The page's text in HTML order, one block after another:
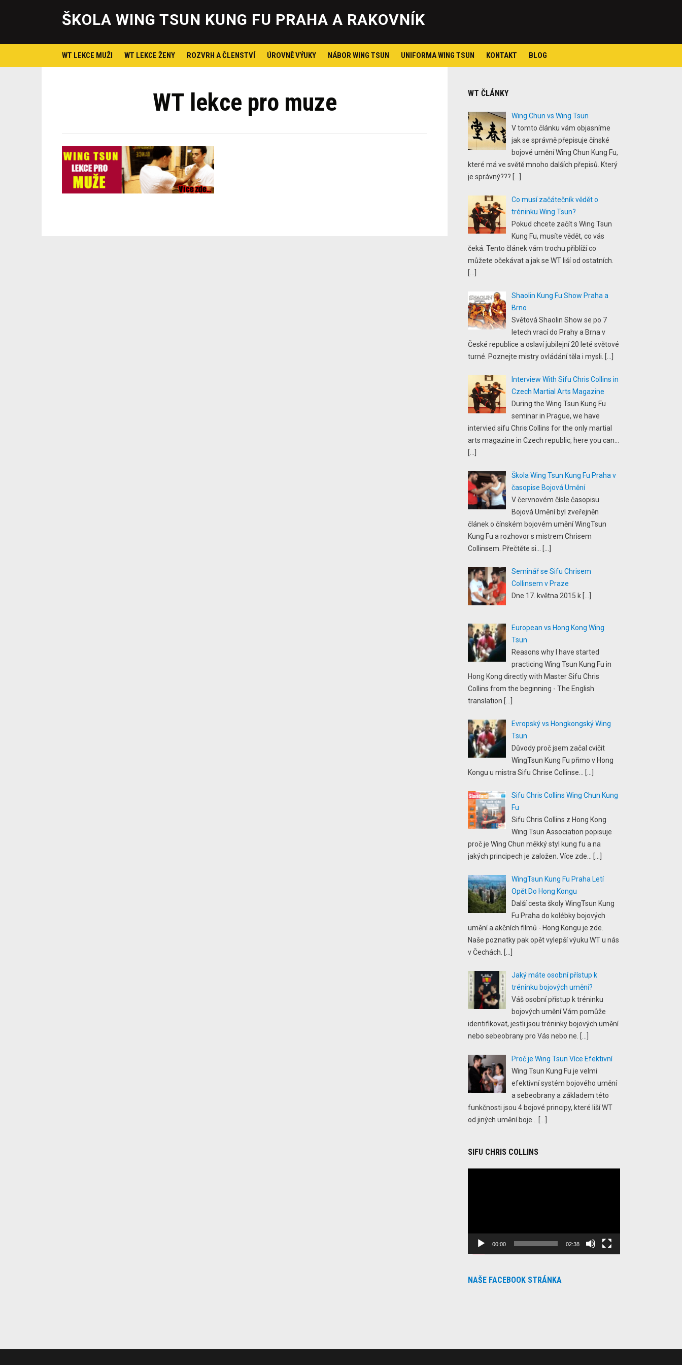
content
ŠKOLA WING TSUN KUNG FU PRAHA A RAKOVNÍK
WT LEKCE MUŽI WT LEKCE ŽENY ROZVRH A ČLENSTVÍ ÚROVNĚ VÝUKY NÁBOR WING TSUN UNIFORMA WING TSUN KONTAKT BLOG
WT lekce pro muze WT ČLÁNKY
Wing Chun vs Wing Tsun
V tomto článku vám objasníme
jak se správně přepisuje čínské
bojové umění Wing Chun Kung Fu,
které má ve světě mnoho dalších přepisů. Který
je správný???
Co musí začátečník vědět o
tréninku Wing Tsun?
Pokud chcete začít s Wing Tsun
Kung Fu, musíte vědět, co vás
čeká. Tento článek vám trochu přiblíží co
můžete očekávat a jak se WT liší od ostatních.
Shaolin Kung Fu Show Praha a
Brno
Světová Shaolin Show se po 7
letech vrací do Prahy a Brna v
České republice a oslaví jubilejní 20 leté světové
turné. Poznejte mistry ovládání těla i mysli.
Interview With Sifu Chris Collins in
Czech Martial Arts Magazine
During the Wing Tsun Kung Fu
seminar in Prague, we have
intervied sifu Chris Collins for the only martial
arts magazine in Czech republic, here you can...
Škola Wing Tsun Kung Fu Praha v
časopise Bojová Umění
V červnovém čísle časopisu
Bojová Umění byl zveřejněn
článek o čínském bojovém umění WingTsun
Kung Fu a rozhovor s mistrem Chrisem
Collinsem. Přečtěte si...
Seminář se Sifu Chrisem
Collinsem v Praze
Dne 17. května 2015 k
European vs Hong Kong Wing
Tsun
Reasons why I have started
practicing Wing Tsun Kung Fu in
Hong Kong directly with Master Sifu Chris
Collins from the beginning - The English
translation
Evropský vs Hongkongský Wing
Tsun
Důvody proč jsem začal cvičit
WingTsun Kung Fu přimo v Hong
Kongu u mistra Sifu Chrise Collinse...
Sifu Chris Collins Wing Chun Kung
Fu
Sifu Chris Collins z Hong Kong
Wing Tsun Association popisuje
proč je Wing Chun měkký styl kung fu a na
jakých principech je založen. Více zde...
WingTsun Kung Fu Praha Letí
Opět Do Hong Kongu
Další cesta školy WingTsun Kung
Fu Praha do kolébky bojových
umění a akčních filmů - Hong Kongu je zde.
Naše poznatky pak opět vylepší výuku WT u nás
v Čechách.
Jaký máte osobní přístup k
tréninku bojových umění?
Váš osobní přístup k tréninku
bojových umění Vám pomůže
identifikovat, jestli jsou tréninky bojových umění
nebo sebeobrany pro Vás nebo ne.
Proč je Wing Tsun Více Efektivní
Wing Tsun Kung Fu je velmi
efektivní systém bojového umění
a sebeobrany a základem této
funkčnosti jsou 4 bojové principy, které liší WT
od jiných umění boje...
SIFU CHRIS COLLINS
00:00 02:38
NAŠE FACEBOOK STRÁNKA